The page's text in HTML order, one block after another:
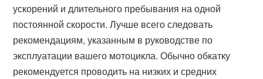
ускорений и длительного пребывания на одной
постоянной скорости. Лучше всего следовать
рекомендациям, указанным в руководстве по
эксплуатации вашего мотоцикла. Обычно обкатку
рекомендуется проводить на низких и средних